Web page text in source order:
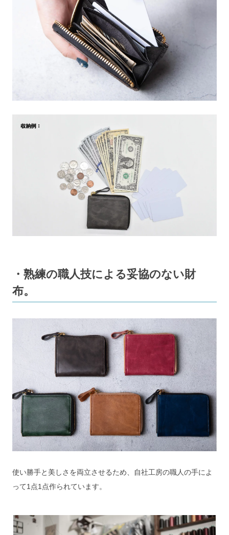
・熟練の職人技による妥協のない財
布。
使い勝手と美しさを両立させるため、自社工房の職人の手によ
って1点1点作られています。